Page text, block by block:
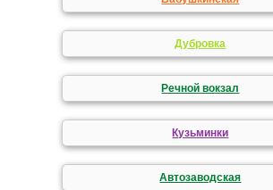
Дубровка
Речной вокзал
Кузьминки
Автозаводская